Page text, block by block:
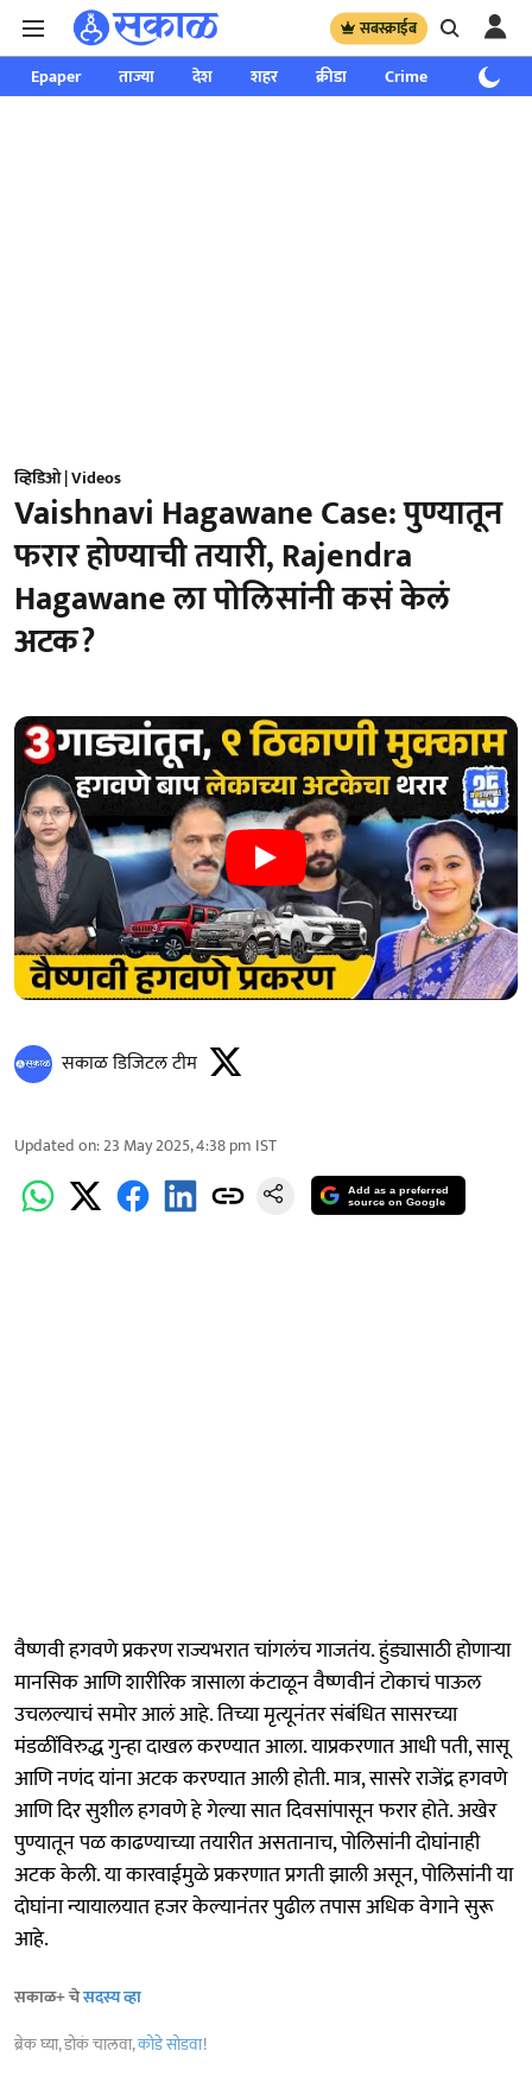
सबस्क्राईब
Epaper ताज्या देश शहर क्रीडा Crime साप्ताहिक
व्हिडिओ | Videos
Vaishnavi Hagawane Case: पुण्यातून
फरार होण्याची तयारी, Rajendra
Hagawane ला पोलिसांनी कसं केलं
अटक?
सकाळ डिजिटल टीम
Updated on:23 May 2025, 4:38 pm IST
Add as a preferred
source on Google
वैष्णवी हगवणे प्रकरण राज्यभरात चांगलंच गाजतंय. हुंड्यासाठी होणाऱ्या
मानसिक आणि शारीरिक त्रासाला कंटाळून वैष्णवीनं टोकाचं पाऊल
उचलल्याचं समोर आलं आहे. तिच्या मृत्यूनंतर संबंधित सासरच्या
मंडळींविरुद्ध गुन्हा दाखल करण्यात आला. याप्रकरणात आधी पती, सासू
आणि नणंद यांना अटक करण्यात आली होती. मात्र, सासरे राजेंद्र हगवणे
आणि दिर सुशील हगवणे हे गेल्या सात दिवसांपासून फरार होते. अखेर
पुण्यातून पळ काढण्याच्या तयारीत असतानाच, पोलिसांनी दोघांनाही
अटक केली. या कारवाईमुळे प्रकरणात प्रगती झाली असून, पोलिसांनी या
दोघांना न्यायालयात हजर केल्यानंतर पुढील तपास अधिक वेगाने सुरू
आहे.
सकाळ+ चेसदस्य व्हा
ब्रेक घ्या, डोकं चालवा,कोडे सोडवा!